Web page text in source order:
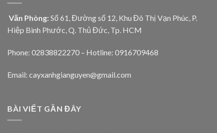
Văn Phòng: Số 61, Đường số 12, Khu Đô Thị Vạn Phúc, P.
Hiệp Bình Phước, Q. Thủ Đức, Tp. HCM
Phone: 02838822270 – Hotline: 0916709468
Email: cayxanhgianguyen@gmail.com
BÀI VIẾT GẦN ĐÂY